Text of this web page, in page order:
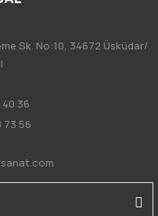
Sk. No:10, 34672 Üsküdar/
40 36
73 56